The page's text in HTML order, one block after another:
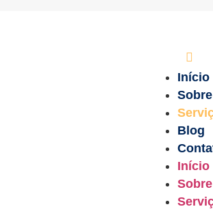
Início
Sobre
Blog
Início
Sobre